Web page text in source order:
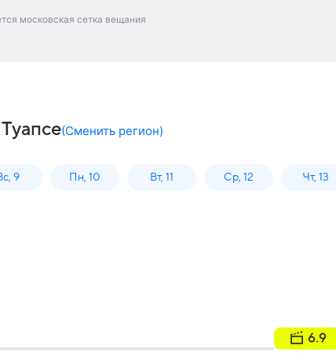
московская сетка вещания
(Сменить регион)
9 Пн, 10 Вт, 11 Ср, 12 Чт, 13
6.9